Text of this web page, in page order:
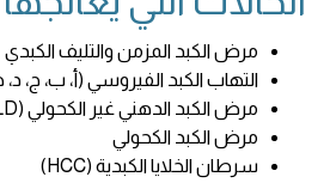
مرض الكبد المزمن والتليف الكبدي
التهاب الكبد الفيروسي (أ، ب، ج، د،
مرض الكبد الدهني غير الكحولي (NAFLD)
مرض الكبد الكحولي
سرطان الخلايا الكبدية (HCC)